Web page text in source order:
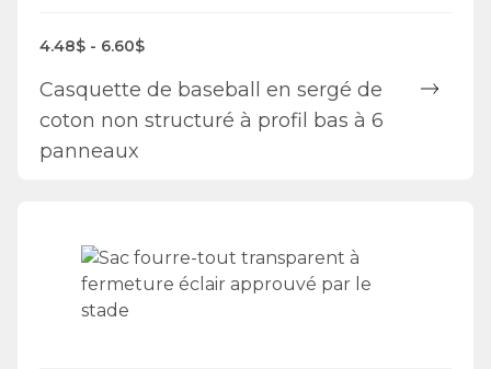
4.48$ - 6.60$
Casquette de baseball en sergé de
coton non structuré à profil bas à 6
panneaux